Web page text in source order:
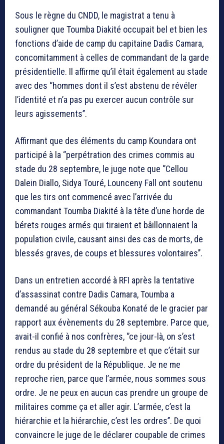
Sous le règne du CNDD, le magistrat a tenu à
souligner que Toumba Diakité occupait bel et bien les
fonctions d’aide de camp du capitaine Dadis Camara,
concomitamment à celles de commandant de la garde
présidentielle. Il affirme qu’il était également au stade
avec des ‘’hommes dont il s’est abstenu de révéler
l’identité et n’a pas pu exercer aucun contrôle sur
leurs agissements’’.
Affirmant que des éléments du camp Koundara ont
participé à la ‘’perpétration des crimes commis au
stade du 28 septembre, le juge note que ‘’Cellou
Dalein Diallo, Sidya Touré, Lounceny Fall ont soutenu
que les tirs ont commencé avec l’arrivée du
commandant Toumba Diakité à la tête d’une horde de
bérets rouges armés qui tiraient et bâillonnaient la
population civile, causant ainsi des cas de morts, de
blessés graves, de coups et blessures volontaires’’.
Dans un entretien accordé à RFI après la tentative
d’assassinat contre Dadis Camara, Toumba a
demandé au général Sékouba Konaté de le gracier par
rapport aux évènements du 28 septembre. Parce que,
avait-il confié à nos confrères, ‘’ce jour-là, on s’est
rendus au stade du 28 septembre et que c’était sur
ordre du président de la République. Je ne me
reproche rien, parce que l’armée, nous sommes sous
ordre. Je ne peux en aucun cas prendre un groupe de
militaires comme ça et aller agir. L’armée, c’est la
hiérarchie et la hiérarchie, c’est les ordres’’. De quoi
convaincre le juge de le déclarer coupable de crimes